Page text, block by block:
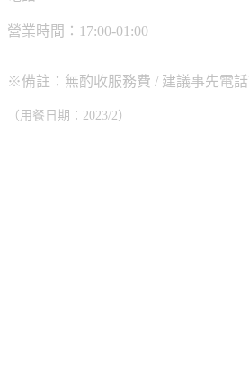
營業時間：17:00-01:00
※備註：無酌收服務費 / 建議事先電
（用餐日期：2023/2）